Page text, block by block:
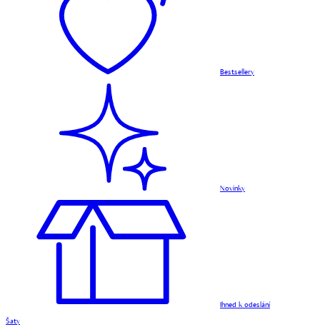
Bestsellery
Novinky
Ihned k odeslání
Šaty